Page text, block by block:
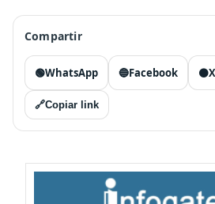
Compartir
🟢WhatsApp 🔵Facebook ⚫X
🔗Copiar link